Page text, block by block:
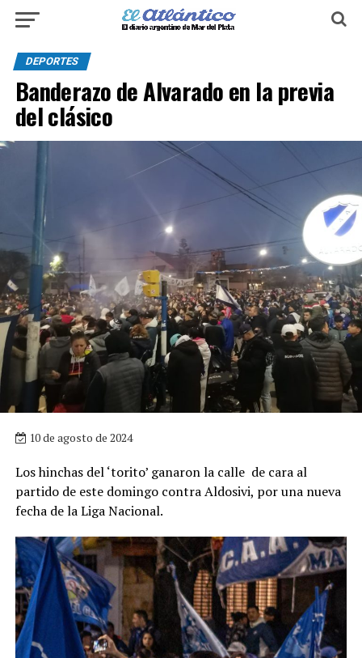
DEPORTES
Banderazo de Alvarado en la previa
del clásico
10 de agosto de 2024
Los hinchas del ‘torito’ ganaron la calle de cara al
partido de este domingo contra Aldosivi, por una nueva
fecha de la Liga Nacional.